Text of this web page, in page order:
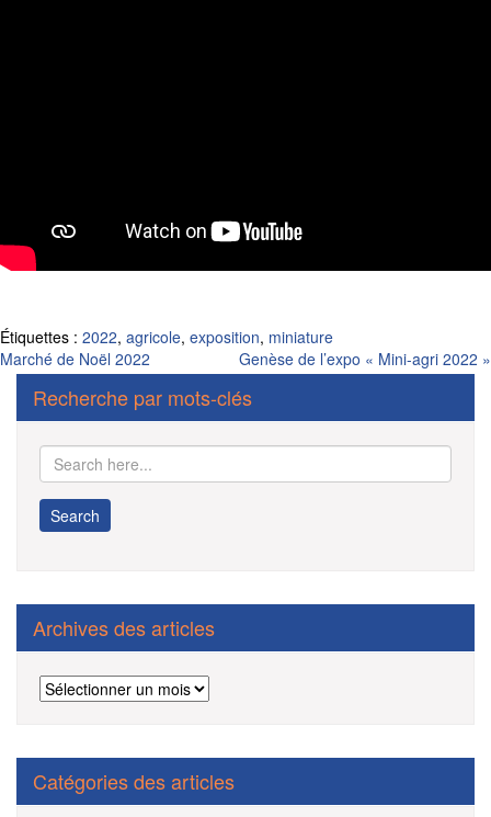
Étiquettes : 2022, agricole, exposition, miniature
Navigation
de
l’article
Marché de Noël 2022 Genèse de l’expo « Mini-agri 2022 »
Recherche par mots-clés
Archives des articles
Archives
des
Catégories des articles